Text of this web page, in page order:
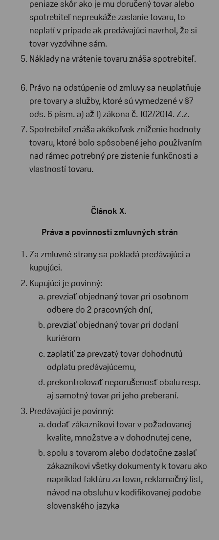
peniaze skôr ako je mu doručený tovar alebo
spotrebiteľ nepreukáže zaslanie tovaru, to
neplatí v prípade ak predávajúci navrhol, že si
tovar vyzdvihne sám.
Náklady na vrátenie tovaru znáša spotrebiteľ.
Právo na odstúpenie od zmluvy sa neuplatňuje
pre tovary a služby, ktoré sú vymedzené v §7
ods. 6 písm. a) až l) zákona č. 102/2014. Z.z.
Spotrebiteľ znáša akékoľvek zníženie hodnoty
tovaru, ktoré bolo spôsobené jeho používaním
nad rámec potrebný pre zistenie funkčnosti a
vlastností tovaru.
Článok X.
Práva a povinnosti zmluvných strán
Za zmluvné strany sa pokladá predávajúci a
kupujúci.
Kupujúci je povinný:
prevziať objednaný tovar pri osobnom
odbere do 2 pracovných dní,
prevziať objednaný tovar pri dodaní
kuriérom
zaplatiť za prevzatý tovar dohodnutú
odplatu predávajúcemu,
prekontrolovať neporušenosť obalu resp.
aj samotný tovar pri jeho preberaní.
Predávajúci je povinný:
dodať zákazníkovi tovar v požadovanej
kvalite, množstve a v dohodnutej cene,
spolu s tovarom alebo dodatočne zaslať
zákazníkovi všetky dokumenty k tovaru ako
napríklad faktúru za tovar, reklamačný list,
návod na obsluhu v kodifikovanej podobe
slovenského jazyka